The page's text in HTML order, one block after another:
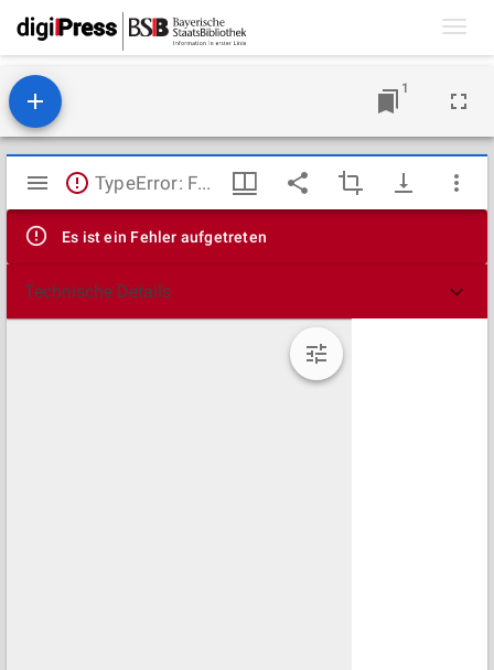
1
Mirador
Viewer
TypeError: Failed to fetch
Es ist ein Fehler aufgetreten
Technische Details